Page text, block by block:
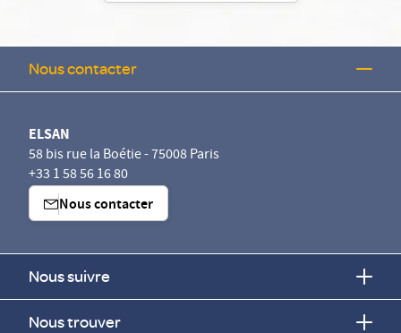
Nous contacter
ELSAN
58 bis rue la Boétie - 75008 Paris
+33 1 58 56 16 80
Nous contacter
Nous suivre
Nous trouver